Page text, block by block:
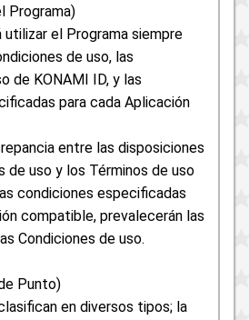
Programa)
utilizar el Programa siempre
de uso, las
de KONAMI ID, y las
para cada Aplicación
entre las disposiciones
de uso y los Términos de uso
condiciones especificadas
compatible, prevalecerán las
Condiciones de uso.
Punto)
en diversos tipos; la